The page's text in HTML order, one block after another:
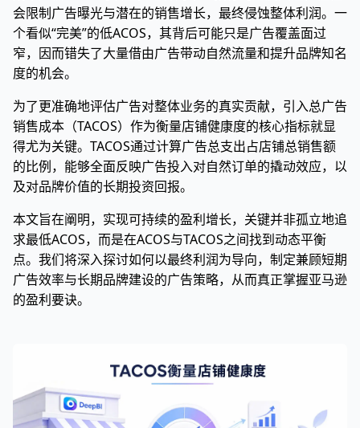
会限制广告曝光与潜在的销售增长，最终侵蚀整体利润。一
个看似“完美”的低ACOS，其背后可能只是广告覆盖面过
窄，因而错失了大量借由广告带动自然流量和提升品牌知名
度的机会。
为了更准确地评估广告对整体业务的真实贡献，引入总广告
销售成本（TACOS）作为衡量店铺健康度的核心指标就显
得尤为关键。TACOS通过计算广告总支出占店铺总销售额
的比例，能够全面反映广告投入对自然订单的撬动效应，以
及对品牌价值的长期投资回报。
本文旨在阐明，实现可持续的盈利增长，关键并非孤立地追
求最低ACOS，而是在ACOS与TACOS之间找到动态平衡
点。我们将深入探讨如何以最终利润为导向，制定兼顾短期
广告效率与长期品牌建设的广告策略，从而真正掌握亚马逊
的盈利要诀。